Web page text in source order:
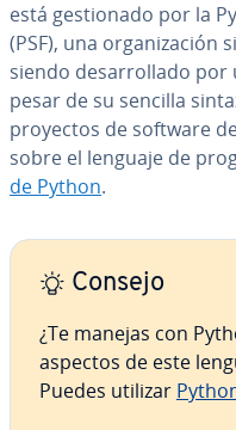
está ge­s­tio­na­do por la
(PSF), una or­ga­ni­za­ción
siendo de­sa­rro­lla­do por
pesar de su sencilla
proyectos de software
sobre el lenguaje de
de Python.
Consejo
¿Te manejas con
aspectos de este
Puedes utilizar